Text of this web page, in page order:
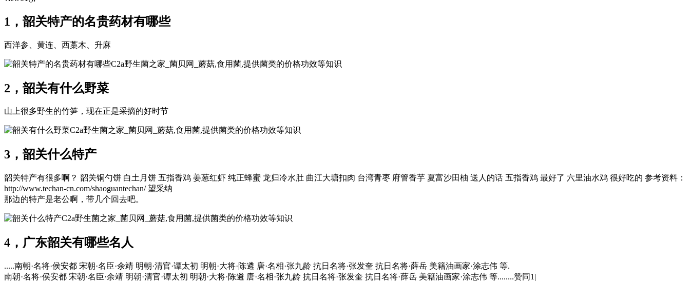
1，韶关特产的名贵药材有哪些
西洋参、黄连、西藁木、升麻
C2a野生菌之家_菌贝网_蘑菇,食用菌,提供菌类的价格功效等知识
2，韶关有什么野菜
山上很多野生的竹笋，现在正是采摘的好时节
C2a野生菌之家_菌贝网_蘑菇,食用菌,提供菌类的价格功效等知识
3，韶关什么特产
韶关特产有很多啊？ 韶关铜勺饼 白土月饼 五指香鸡 姜葱红虾 纯正蜂蜜 龙归冷水肚 曲江大塘扣肉 台湾青枣 府管香芋 夏富沙田柚 送人的话 五指香鸡 最好了 六里油水鸡 很好吃的 参考资料：
http://www.techan-cn.com/shaoguantechan/ 望采纳
那边的特产是老公啊，带几个回去吧。
C2a野生菌之家_菌贝网_蘑菇,食用菌,提供菌类的价格功效等知识
4，广东韶关有哪些名人
.....南朝·名将·侯安都 宋朝·名臣·余靖 明朝·清官·谭太初 明朝·大将·陈遴 唐·名相·张九龄 抗日名将·张发奎 抗日名将·薛岳 美籍油画家·涂志伟 等.
南朝·名将·侯安都 宋朝·名臣·余靖 明朝·清官·谭太初 明朝·大将·陈遴 唐·名相·张九龄 抗日名将·张发奎 抗日名将·薛岳 美籍油画家·涂志伟 等........赞同1|